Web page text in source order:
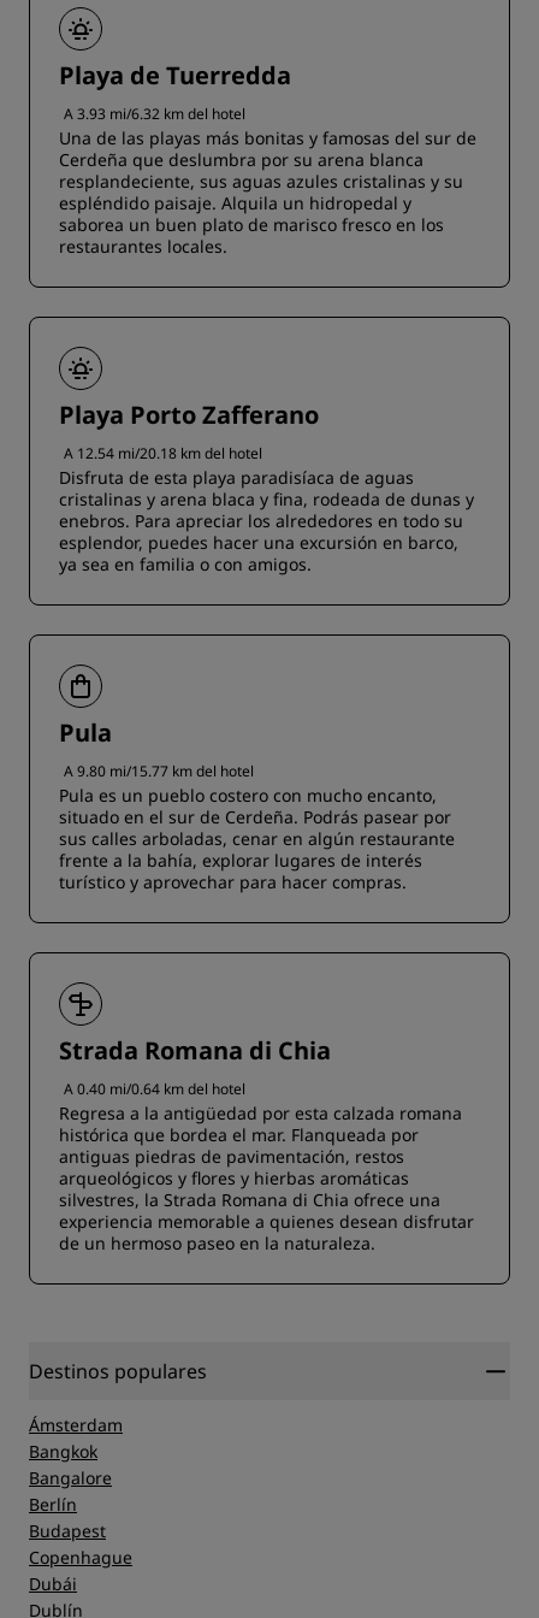
Playa de Tuerredda
A 3.93 mi/6.32 km del hotel
Una de las playas más bonitas y famosas del sur de
Cerdeña que deslumbra por su arena blanca
resplandeciente, sus aguas azules cristalinas y su
espléndido paisaje. Alquila un hidropedal y
saborea un buen plato de marisco fresco en los
restaurantes locales.
Playa Porto Zafferano
A 12.54 mi/20.18 km del hotel
Disfruta de esta playa paradisíaca de aguas
cristalinas y arena blaca y fina, rodeada de dunas y
enebros. Para apreciar los alrededores en todo su
esplendor, puedes hacer una excursión en barco,
ya sea en familia o con amigos.
Pula
A 9.80 mi/15.77 km del hotel
Pula es un pueblo costero con mucho encanto,
situado en el sur de Cerdeña. Podrás pasear por
sus calles arboladas, cenar en algún restaurante
frente a la bahía, explorar lugares de interés
turístico y aprovechar para hacer compras.
Strada Romana di Chia
A 0.40 mi/0.64 km del hotel
Regresa a la antigüedad por esta calzada romana
histórica que bordea el mar. Flanqueada por
antiguas piedras de pavimentación, restos
arqueológicos y flores y hierbas aromáticas
silvestres, la Strada Romana di Chia ofrece una
experiencia memorable a quienes desean disfrutar
de un hermoso paseo en la naturaleza.
Destinos populares
Ámsterdam
Bangkok
Bangalore
Berlín
Budapest
Copenhague
Dubái
Dublín